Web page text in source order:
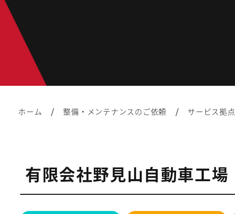
ホーム / 整備・メンテナンスのご依頼 / サービス拠点
有限会社野見山自動車工場